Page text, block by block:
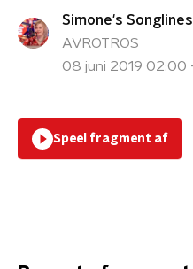
Simone's Songlines
AVROTROS
08 juni 2019 02:00
Speel fragment af